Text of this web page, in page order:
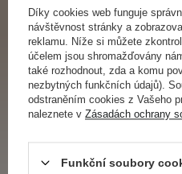
1
Dárková karta
PŘIDAT
Díky cookies web funguje
návštěvnost stránky a
reklamu. Níže si můžete
účelem jsou shromažďovány
také rozhodnout, zda a komu
nezbytných funkčních údajů).
odstraněním cookies z Vašeho
naleznete v Zásadách ochrany
Funkční soubory